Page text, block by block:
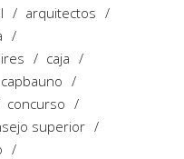
arquitectos
caja
capbauno
concurso
superior